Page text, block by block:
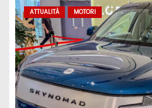
ATTUALITÀ MOTORI